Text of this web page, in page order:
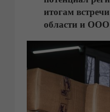
итогам
области и ООО